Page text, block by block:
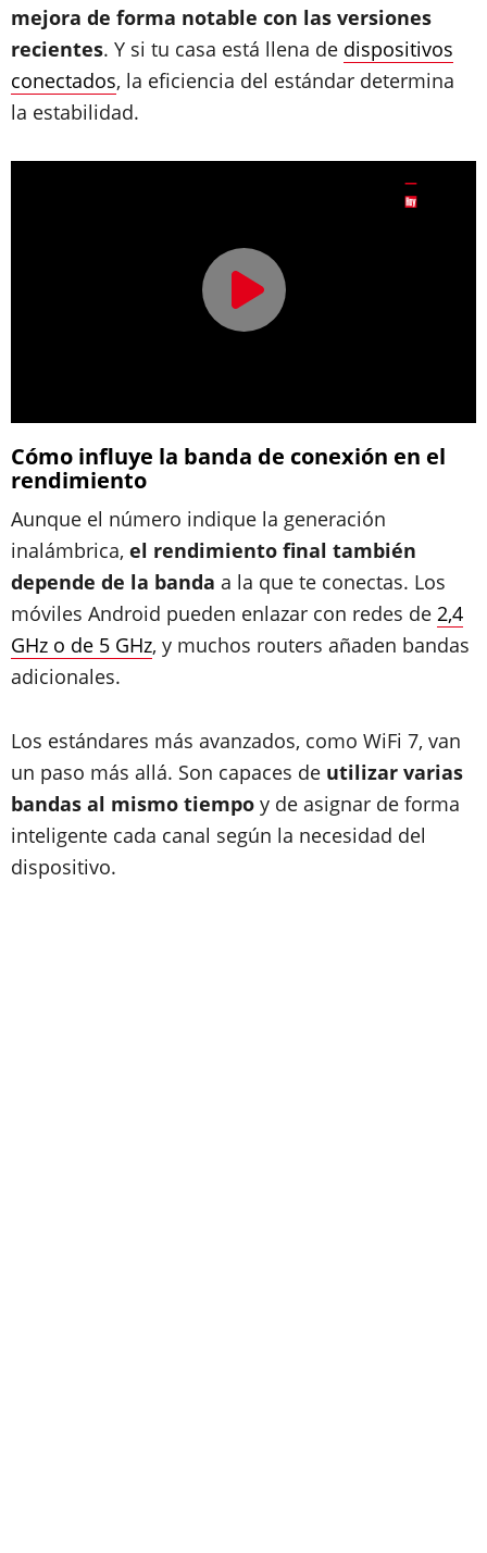
mejora de forma notable con las versiones
recientes. Y si tu casa está llena de dispositivos
conectados, la eficiencia del estándar determina
la estabilidad.
Cómo influye la banda de conexión en el
rendimiento
Aunque el número indique la generación
inalámbrica, el rendimiento final también
depende de la banda a la que te conectas. Los
móviles Android pueden enlazar con redes de 2,4
GHz o de 5 GHz, y muchos routers añaden bandas
adicionales.
Los estándares más avanzados, como WiFi 7, van
un paso más allá. Son capaces de utilizar varias
bandas al mismo tiempo y de asignar de forma
inteligente cada canal según la necesidad del
dispositivo.